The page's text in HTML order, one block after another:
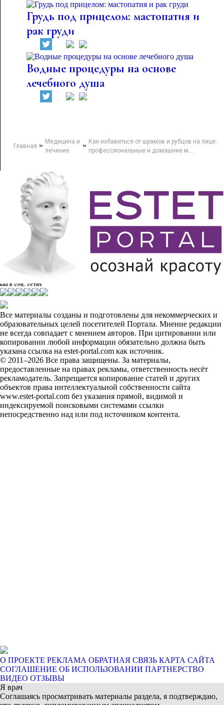
Грудь под прицелом: мастопатия и
рак груди
Водные процедуры на основе
лечебного душа
Главная » Медицина и
лечение
» Как избавиться от шрамов и рубцов на лице:
профессиональные и домашние м...
мы в соц. сетях
Все материалы созданы и подготовлены для некоммерческих и
образовательных целей посетителей Портала. Мнение редакции
не всегда совпадает с мнением авторов. При цитировании или
копировании любой информации обязательно должна быть
указана ссылка на estet-portal.com как источник.
© 2011–2026 Все права защищены. За материалы,
предоставленные на правах рекламы, ответственность несёт
рекламодатель. Запрещается копирование статей и других
объектов права интеллектуальной собственности сайта
www.estet-portal.com без указания прямой, видимой и
индексируемой поисковыми системами ссылки
непосредственно над или под источником контента.
О ПРОЕКТЕ РЕКЛАМА ОБРАТНАЯ СВЯЗЬ КАРТА САЙТА
СОГЛАШЕНИЕ ОБ ИСПОЛЬЗОВАНИИ ПАРТНЕРСТВО
ВИДЕО ОТЗЫВЫ
Я врач
Соглашаясь просматривать материалы раздела, я подтверждаю,